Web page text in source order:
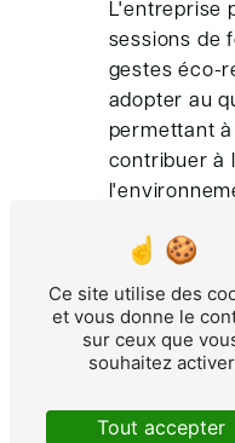
L'entreprise
sessions de
gestes éco-
adopter au
permettant
contribuer à
réduction
énergétique.
Au final, Eco
positionne
partenaire
les
Ce site utilise des
et vous donne le
sur ceux que
souhaitez activer
Tout accepter